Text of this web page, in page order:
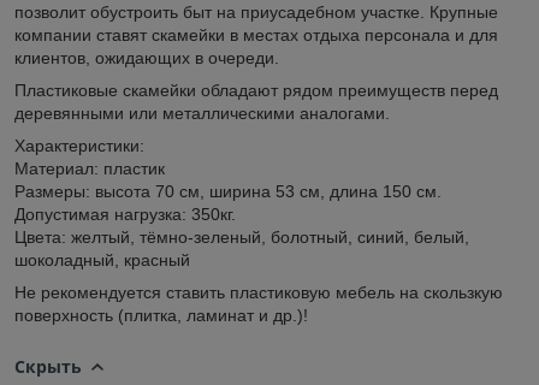
позволит обустроить быт на приусадебном участке. Крупные
компании ставят скамейки в местах отдыха персонала и для
клиентов, ожидающих в очереди.
Пластиковые скамейки обладают рядом преимуществ перед
деревянными или металлическими аналогами.
Характеристики:
Материал: пластик
Размеры: высота 70 см, ширина 53 см, длина 150 см.
Допустимая нагрузка: 350кг.
Цвета: желтый, тёмно-зеленый, болотный, синий, белый,
шоколадный, красный
Не рекомендуется ставить пластиковую мебель на скользкую
поверхность (плитка, ламинат и др.)!
Скрыть